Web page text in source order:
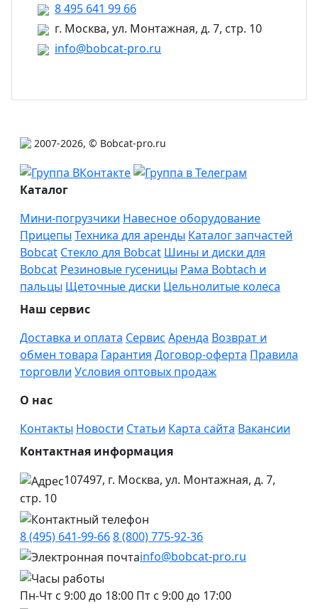
8 495 641 99 66
г. Москва, ул. Монтажная, д. 7, стр. 10
info@bobcat-pro.ru
2007-2026, © Bobcat-pro.ru
Каталог
Мини-погрузчики Навесное оборудование
Прицепы Техника для аренды Каталог запчастей
Bobcat Стекло для Bobcat Шины и диски для
Bobcat Резиновые гусеницы Рама Bobtach и
пальцы Щеточные диски Цельнолитые колеса
Наш сервис
Доставка и оплата Сервис Аренда Возврат и
обмен товара Гарантия Договор-оферта Правила
торговли Условия оптовых продаж
О нас
Контакты Новости Статьи Карта сайта Вакансии
Контактная информация
107497, г. Москва, ул. Монтажная, д. 7,
стр. 10
8 (495) 641-99-668 (800) 775-92-36
info@bobcat-pro.ru
Пн-Чт с 9:00 до 18:00 Пт с 9:00 до 17:00